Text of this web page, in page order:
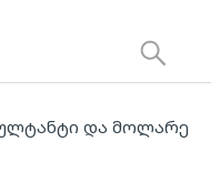
და მოლარე